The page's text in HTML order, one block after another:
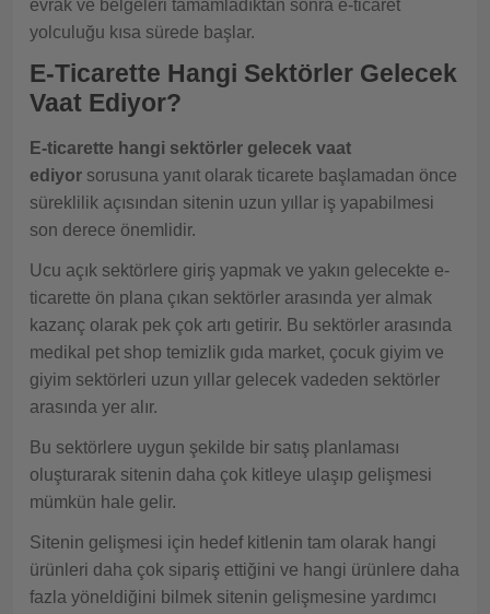
evrak ve belgeleri tamamladıktan sonra e-ticaret
yolculuğu kısa sürede başlar.
E-Ticarette Hangi Sektörler Gelecek
Vaat Ediyor?
E-ticarette hangi sektörler gelecek vaat
ediyor sorusuna yanıt olarak ticarete başlamadan önce
süreklilik açısından sitenin uzun yıllar iş yapabilmesi
son derece önemlidir.
Ucu açık sektörlere giriş yapmak ve yakın gelecekte e-
ticarette ön plana çıkan sektörler arasında yer almak
kazanç olarak pek çok artı getirir. Bu sektörler arasında
medikal pet shop temizlik gıda market, çocuk giyim ve
giyim sektörleri uzun yıllar gelecek vadeden sektörler
arasında yer alır.
Bu sektörlere uygun şekilde bir satış planlaması
oluşturarak sitenin daha çok kitleye ulaşıp gelişmesi
mümkün hale gelir.
Sitenin gelişmesi için hedef kitlenin tam olarak hangi
ürünleri daha çok sipariş ettiğini ve hangi ürünlere daha
fazla yöneldiğini bilmek sitenin gelişmesine yardımcı